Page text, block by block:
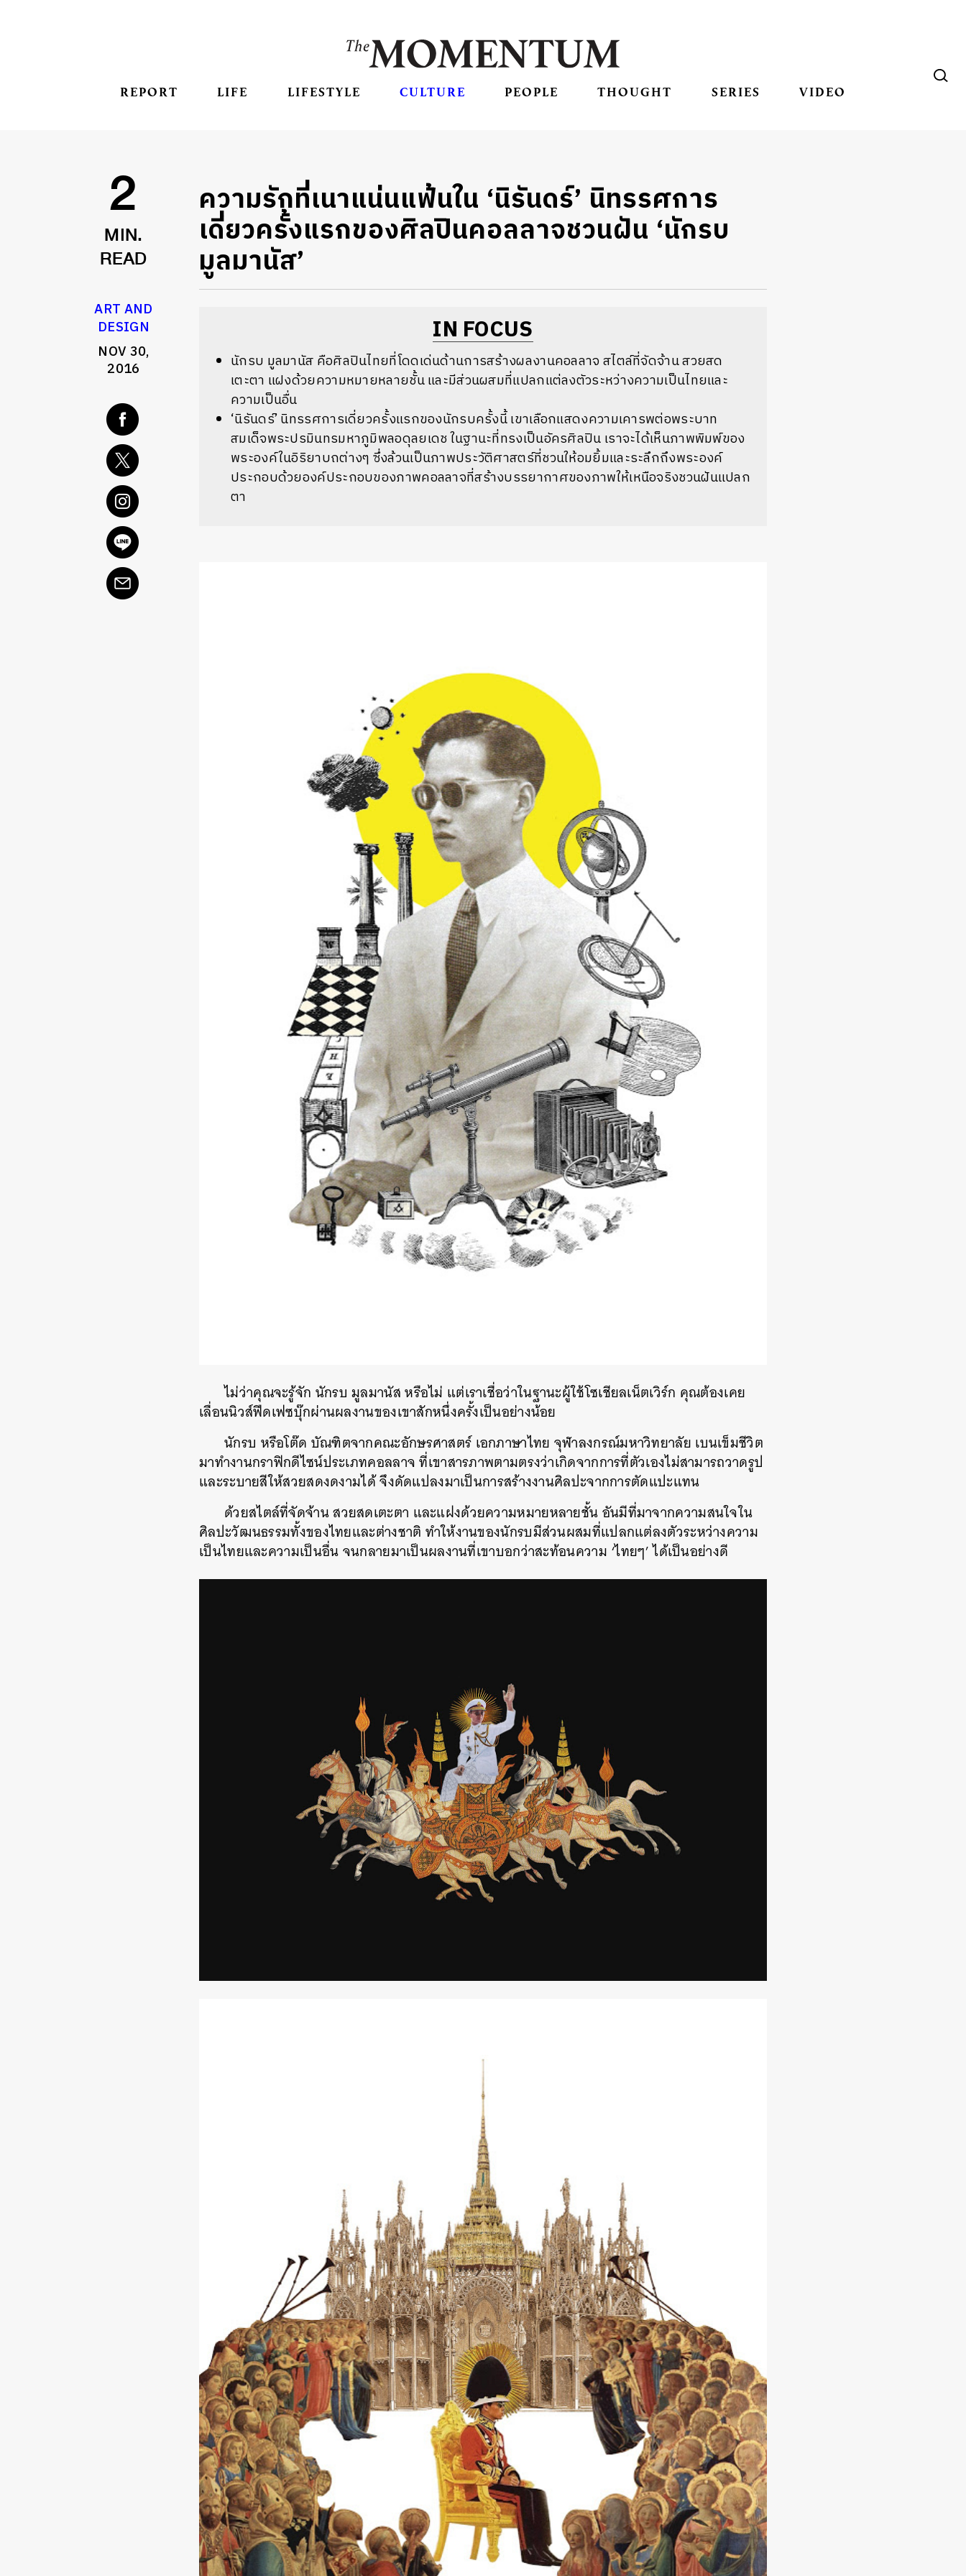
REPORT LIFE LIFESTYLE CULTURE PEOPLE THOUGHT SERIES VIDEO
2
MIN.
READ
ART AND
DESIGN
NOV 30,
2016
ความรักที่เนาแน่นแฟ้นใน ‘นิรันดร์’ นิทรรศการ
เดี่ยวครั้งแรกของศิลปินคอลลาจชวนฝัน ‘นักรบ
มูลมานัส’
IN FOCUS
นักรบ มูลมานัส คือศิลปินไทยที่โดดเด่นด้านการสร้างผลงานคอลลาจ สไตล์ที่จัดจ้าน สวยสด
เตะตา แฝงด้วยความหมายหลายชั้น และมีส่วนผสมที่แปลกแต่ลงตัวระหว่างความเป็นไทยและ
ความเป็นอื่น
‘นิรันดร์’ นิทรรศการเดี่ยวครั้งแรกของนักรบครั้งนี้ เขาเลือกแสดงความเคารพต่อพระบาท
สมเด็จพระปรมินทรมหาภูมิพลอดุลยเดช ในฐานะที่ทรงเป็นอัครศิลปิน เราจะได้เห็นภาพพิมพ์ของ
พระองค์ในอิริยาบถต่างๆ ซึ่งล้วนเป็นภาพประวัติศาสตร์ที่ชวนให้อมยิ้มและระลึกถึงพระองค์
ประกอบด้วยองค์ประกอบของภาพคอลลาจที่สร้างบรรยากาศของภาพให้เหนือจริงชวนฝันแปลก
ตา
ไม่ว่าคุณจะรู้จัก นักรบ มูลมานัส หรือไม่ แต่เราเชื่อว่าในฐานะผู้ใช้โซเชียลเน็ตเวิร์ก คุณต้องเคย
เลื่อนนิวส์ฟีดเฟซบุ๊กผ่านผลงานของเขาสักหนึ่งครั้งเป็นอย่างน้อย
นักรบ หรือโต๊ด บัณฑิตจากคณะอักษรศาสตร์ เอกภาษาไทย จุฬาลงกรณ์มหาวิทยาลัย เบนเข็มชีวิต
มาทำงานกราฟิกดีไซน์ประเภทคอลลาจ ที่เขาสารภาพตามตรงว่าเกิดจากการที่ตัวเองไม่สามารถวาดรูป
และระบายสีให้สวยสดงดงามได้ จึงดัดแปลงมาเป็นการสร้างงานศิลปะจากการตัดแปะแทน
ด้วยสไตล์ที่จัดจ้าน สวยสดเตะตา และแฝงด้วยความหมายหลายชั้น อันมีที่มาจากความสนใจใน
ศิลปะวัฒนธรรมทั้งของไทยและต่างชาติ ทำให้งานของนักรบมีส่วนผสมที่แปลกแต่ลงตัวระหว่างความ
เป็นไทยและความเป็นอื่น จนกลายมาเป็นผลงานที่เขาบอกว่าสะท้อนความ ‘ไทยๆ’ ได้เป็นอย่างดี